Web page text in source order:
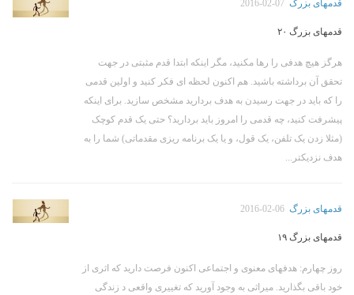
قدمهای بزرگ 2016-02-07
قدمهای بزرگ ۲۰
هرگز هیچ هدفی را رها مکنید، مگر اینکه ابتدا قدم مثبتی در جهت
تحقق آن برداشته باشید. هم اکنون لحظه ای فکر کنید و اولین قدمی
را که باید در جهت رسیدن به هدف بردارید مشخص سازید. برای اینکه
پیشرفت کنید، چه قدمی را امروز باید بردارید؟ حتی یک قدم کوچک
(مثلا زدن یک تلفن، یک قول، و یا یک برنامه ریزی مقدماتی) شما را به
هدف نزدیکتر...
قدمهای بزرگ 2016-02-06
قدمهای بزرگ ۱۹
روز چهارم: هدفهای معنوی و اجتماعی اکنون فرصت دارید که اثری از
خود باقی بگذارید. میراثی به وجود آورید که تغییری واقعی د زندگی